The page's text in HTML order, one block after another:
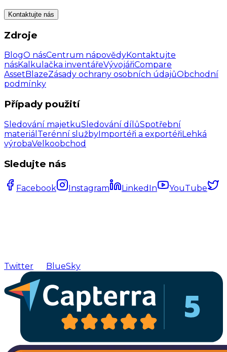
Kontaktujte nás
Zdroje
BlogO násCentrum nápovědyKontaktujte
násKalkulačka inventářeVývojářiCompare
AssetBlazeZásady ochrany osobních údajůObchodní
podmínky
Případy použití
Sledování majetkuSledování dílůSpotřební
materiál Terénní službyImportéři a exportéřiLehká
výrobaVelkoobchod
Sledujte nás
Facebook Instagram LinkedIn YouTube
Twitter BlueSky